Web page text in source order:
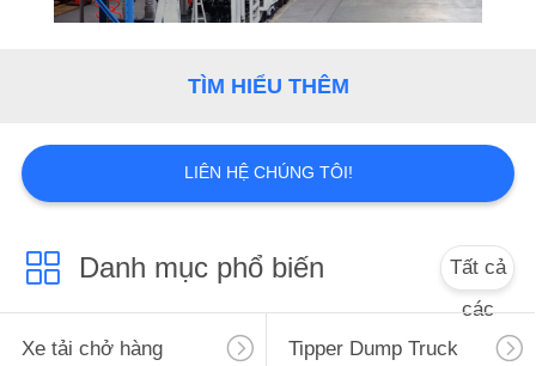
TÌM HIỂU THÊM
LIÊN HỆ CHÚNG TÔI!
Danh mục phổ biến
Tất cả
các
Xe tải chở hàng
Tipper Dump Truck